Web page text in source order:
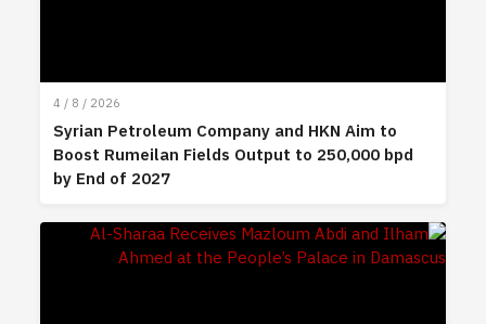
4 / 8 / 2026
Syrian Petroleum Company and HKN Aim to
Boost Rumeilan Fields Output to 250,000 bpd
by End of 2027